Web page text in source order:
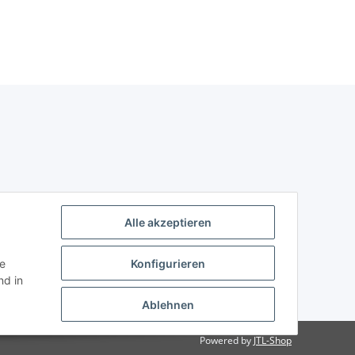
Powered by JTL-Shop
in
Alle akzeptieren
Konfigurieren
Ablehnen